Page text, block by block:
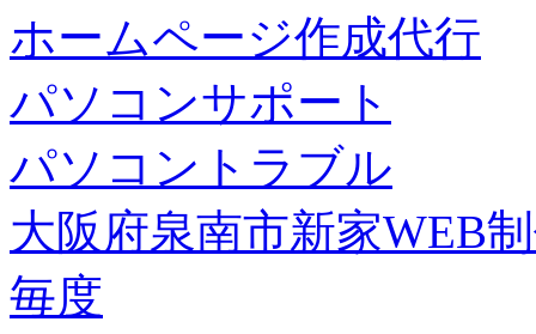
ホームページ作成代行
パソコンサポート
パソコントラブル
大阪府泉南市新家WEB
毎度